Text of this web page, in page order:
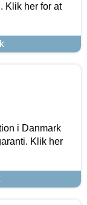
Klik her for at
i Danmark
Klik her